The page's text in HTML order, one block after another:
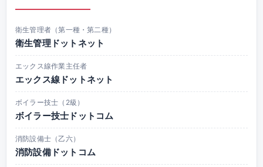
衛生管理者（第一種・第二種）
衛生管理ドットネット
エックス線作業主任者
エックス線ドットネット
ボイラー技士（2級）
ボイラー技士ドットコム
消防設備士（乙六）
消防設備ドットコム